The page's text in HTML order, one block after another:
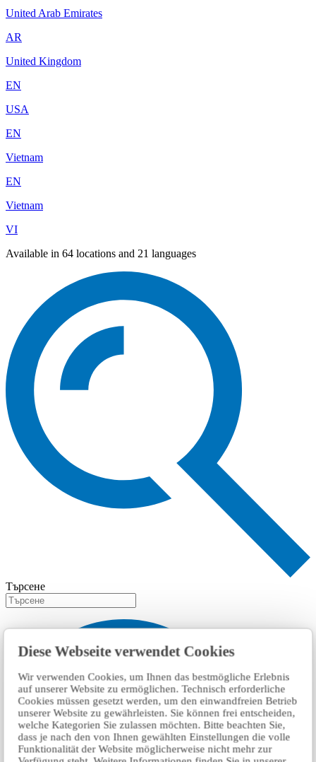
Diese Webseite verwendet Cookies
Wir verwenden Cookies, um Ihnen das bestmögliche Erlebnis
auf unserer Website zu ermöglichen. Technisch erforderliche
Cookies müssen gesetzt werden, um den einwandfreien Betrieb
unserer Website zu gewährleisten. Sie können frei entscheiden,
welche Kategorien Sie zulassen möchten. Bitte beachten Sie,
dass je nach den von Ihnen gewählten Einstellungen die volle
Funktionalität der Website möglicherweise nicht mehr zur
United Arab Emirates
AR
United Kingdom
EN
USA
EN
Vietnam
EN
Vietnam
VI
Available in 64 locations and 21 languages
Търсене